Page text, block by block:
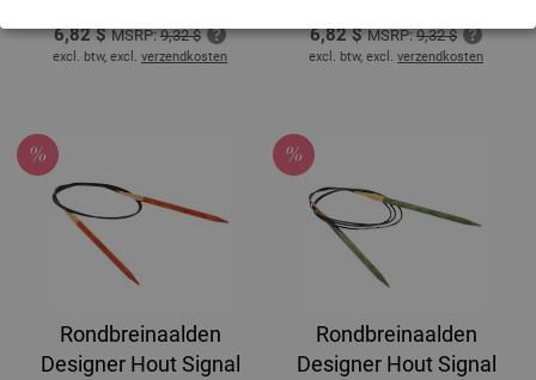
6,82 $MSRP:9,32 $
excl. btw, excl. verzendkosten
6,82 $MSRP:9,32 $
excl. btw, excl. verzendkosten
Rondbreinaalden
Designer Hout Signal
Rondbreinaalden
Designer Hout Signal